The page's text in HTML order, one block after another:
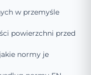
w przemyśle
powierzchni przed
normy je